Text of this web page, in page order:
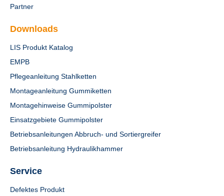
Partner
Downloads
LIS Produkt Katalog
EMPB
Pflegeanleitung Stahlketten
Montageanleitung Gummiketten
Montagehinweise Gummipolster
Einsatzgebiete Gummipolster
Betriebsanleitungen Abbruch- und Sortiergreifer
Betriebsanleitung Hydraulikhammer
Service
Defektes Produkt